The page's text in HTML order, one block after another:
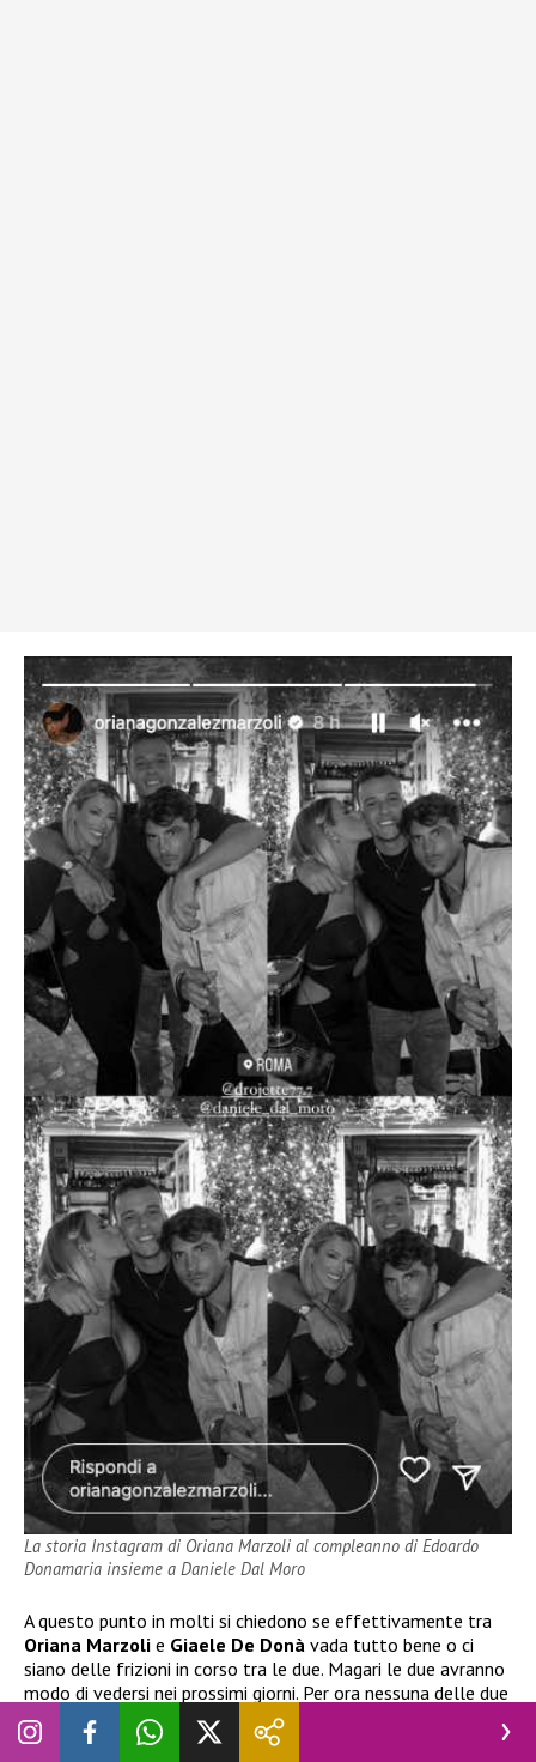
La storia Instagram di Oriana Marzoli al compleanno di Edoardo
Donamaria insieme a Daniele Dal Moro
A questo punto in molti si chiedono se effettivamente tra
Oriana Marzoli e Giaele De Donà vada tutto bene o ci
siano delle frizioni in corso tra le due. Magari le due avranno
modo di vedersi nei prossimi giorni. Per ora nessuna delle due
si è esposta, ma non è escluso possano farlo nelle prossime
ore! Sarebbe questo anche un modo per mettere a tacere i